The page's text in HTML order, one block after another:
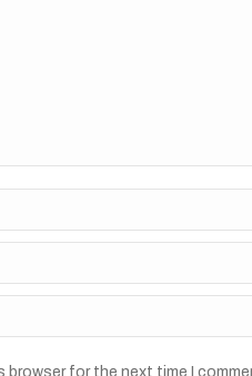
browser for the next time I